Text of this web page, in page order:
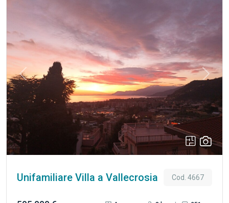
alla vicinanza ai servizi e alle spiagge. La villa si sviluppa su
un unico livello per una superficie complessiva di circa 200
mq, offrendo ambienti ampi, luminosi e ben distribuiti,
perfetti anche per una famiglia numerosa. Attualmente è
suddivisa in una ampia zona giorno con cucina a vista e zona
pranzo - soggiorno ed un piccolo servizio igienico. Nella
restante parte tre spaziose stanze ed una sala da bagno. La
casa viene venduta arredata, con arredi scelti con gusto e
attenzione ai dettagli di design, pronta per essere abitata
immediatamente. La proprietà è stata ristrutturata con
particolare attenzione al comfort e all’efficienza energetica.
È dotata di impianto di climatizzazione canalizzato, che
tetto e pareti coibentati e infissi di nuova generazione con
Previous Next
Unifamiliare Villa a Vallecrosia Cod. 4667